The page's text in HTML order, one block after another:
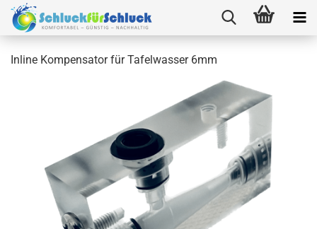
Inline Kompensator für Tafelwasser 6mm